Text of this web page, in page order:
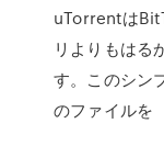
uTorrentは
リよりもはる
す。このシン
のファイルを